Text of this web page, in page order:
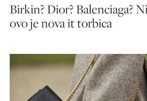
Birkin? Dior? Balenciaga?
ovo je nova it torbica